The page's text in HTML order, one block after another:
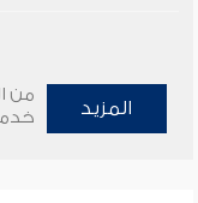
المزيد
من